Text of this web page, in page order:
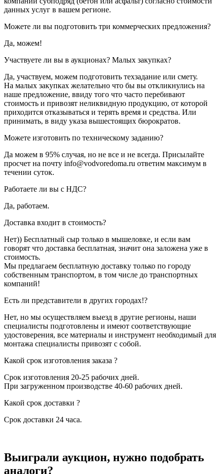
данных услуг в вашем регионе.
Можете ли вы подготовить три коммерческих предложения?
Да, можем!
Участвуете ли вы в аукционах? Малых закупках?
Да, участвуем, можем подготовить техзадание или смету.
На малых закупках желательно что бы вы откликнулись на
наше предложение, ввиду того что часто перебивают
стоимость и привозят неликвидную продукцию, от которой
приходится отказываться и терять время и средства. Или
принимать, в виду указа вышестоящих бюрократов.
Можете изготовить по техническому заданию?
Да можем в 95% случая, но не все и не всегда. Присылайте
просчет на почту info@vodvoredoma.ru ответим максимум в
течении суток.
Работаете ли вы с НДС?
Да, работаем.
Доставка входит в стоимость?
Нет)) Бесплатный сыр только в мышеловке, и если вам
говорят что доставка бесплатная, значит она заложена уже в
стоимость.
Мы предлагаем бесплатную доставку только по городу
собственным транспортом, в том числе до транспортных
компаний!
Есть ли представители в других городах!?
Нет, но мы осуществляем выезд в другие регионы, наши
специалисты подготовлены и имеют соответствующие
удостоверения, все материалы и инструмент необходимый для
монтажа специалисты привозят с собой.
Какой срок изготовления заказа ?
Срок изготовления 20-25 рабочих дней.
При загруженном производстве 40-60 рабочих дней.
Какой срок доставки ?
Срок доставки 24 часа.
Выиграли аукцион, нужно подобрать
аналоги?